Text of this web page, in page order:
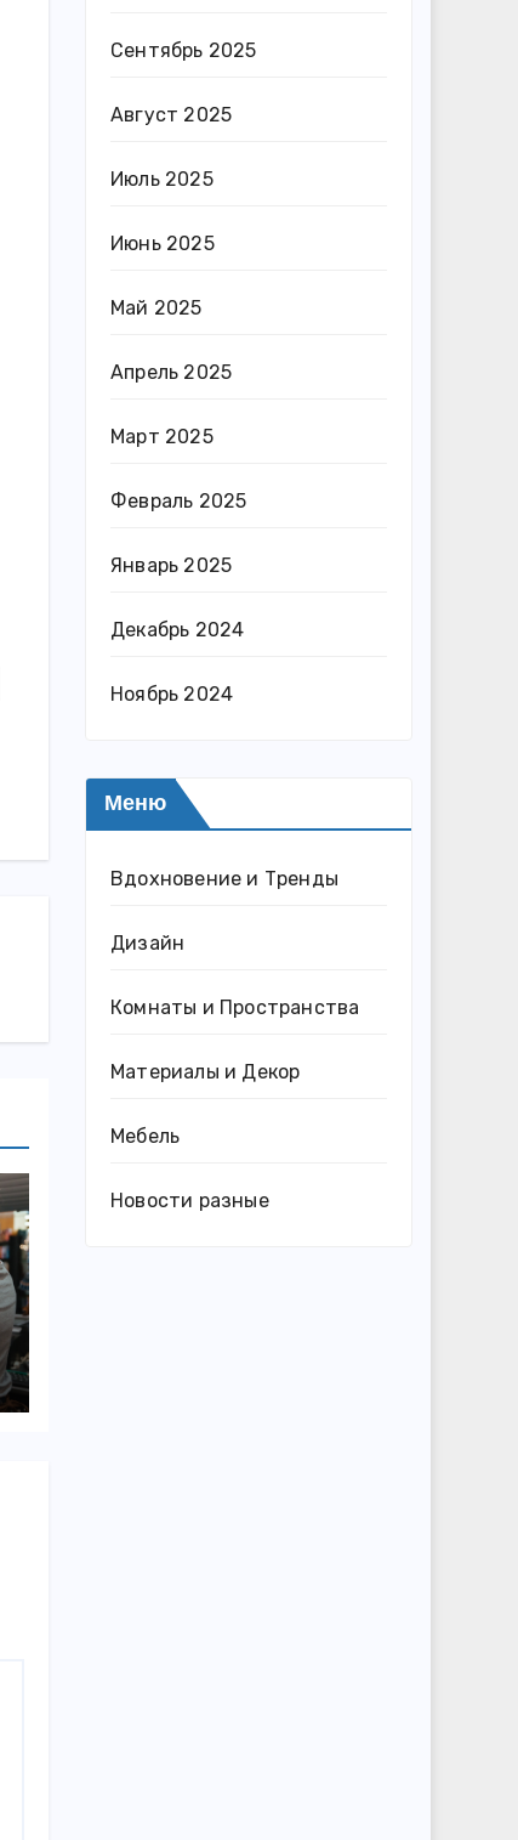
Сентябрь 2025
Август 2025
Июль 2025
Июнь 2025
Май 2025
Апрель 2025
Март 2025
Февраль 2025
Январь 2025
Декабрь 2024
Ноябрь 2024
Меню
Вдохновение и Тренды
Дизайн
Комнаты и Пространства
Материалы и Декор
Мебель
Новости разные